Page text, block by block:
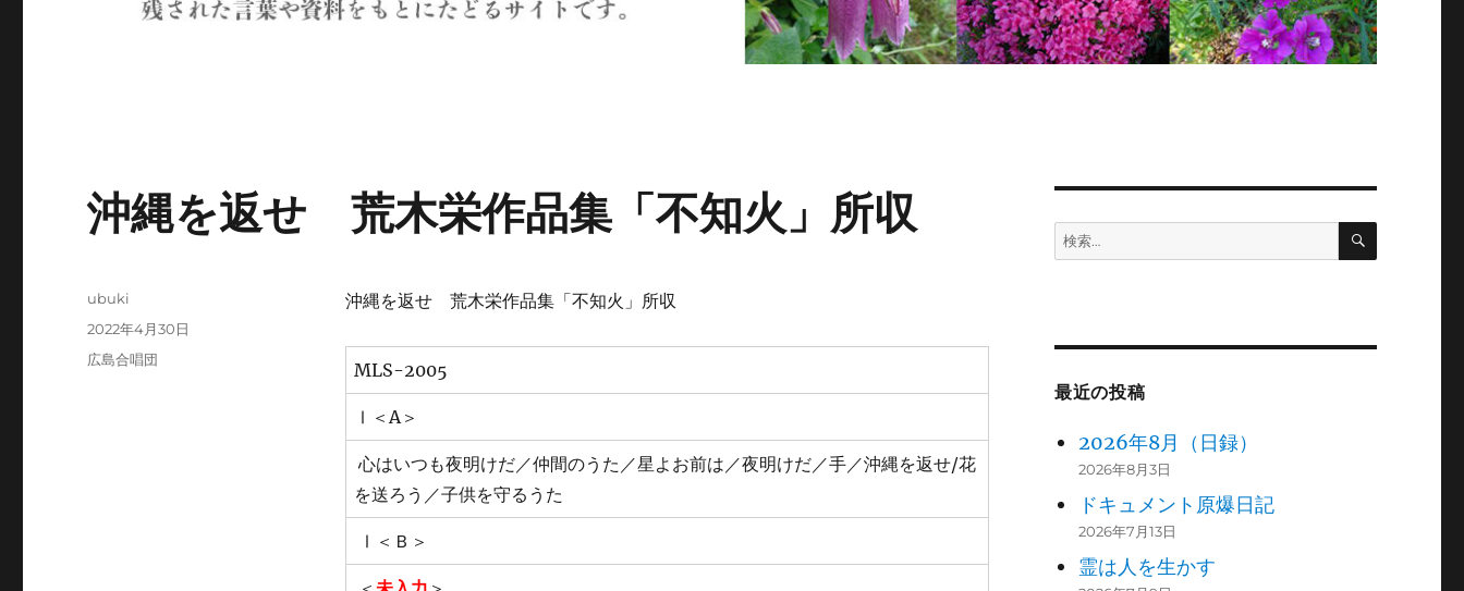
沖縄を返せ 荒木栄作品集「不知火」所収
沖縄を返せ 荒木栄作品集「不知火」所収
MLS-2005
Ⅰ＜A＞
心はいつも夜明けだ／仲間のうた／星よお前は／夜明けだ／手／沖縄を返せ/花
を送ろう／子供を守るうた
Ⅰ＜Ｂ＞
投
ubuki
投
稿
2022年4月30日
カ
広島合唱団
検
索:
検
最近の投稿
2026年8月（日録）
2026年8月3日
ドキュメント原爆日記
2026年7月13日
霊は人を生かす